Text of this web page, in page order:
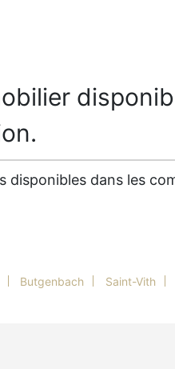
dans les
Butgenbach Saint-Vith